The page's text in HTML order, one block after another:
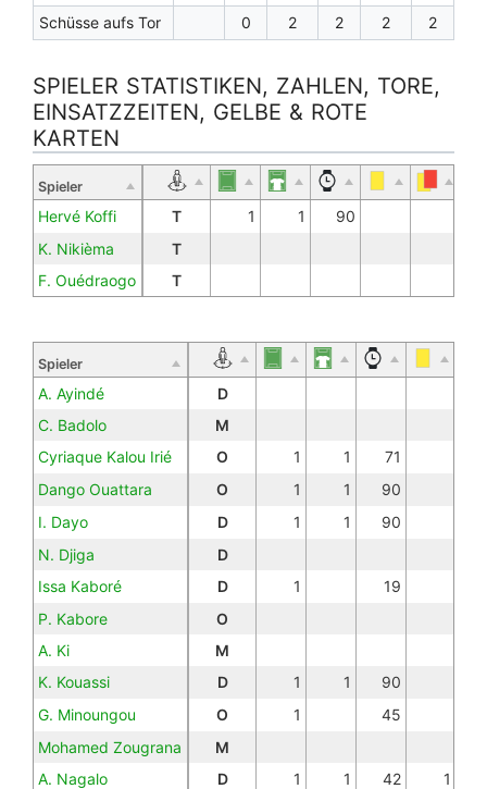
Schüsse aufs Tor
0 2 2 2 2
SPIELER STATISTIKEN, ZAHLEN, TORE,
EINSATZZEITEN, GELBE & ROTE
KARTEN
Spieler
Hervé Koffi T 1 1
90
K. Nikièma
T
F. Ouédraogo
T
Spieler
A. Ayindé
D
C. Badolo
M
Cyriaque Kalou Irié
O 1 1
71
Dango Ouattara
O 1 1
90
I. Dayo
D 1 1
90
N. Djiga
D
Issa Kaboré
D 1
19
P. Kabore
O
A. Ki
M
K. Kouassi
D 1 1
90
G. Minoungou
O 1
45
Mohamed Zougrana
M
A. Nagalo
D 1 1 42
1